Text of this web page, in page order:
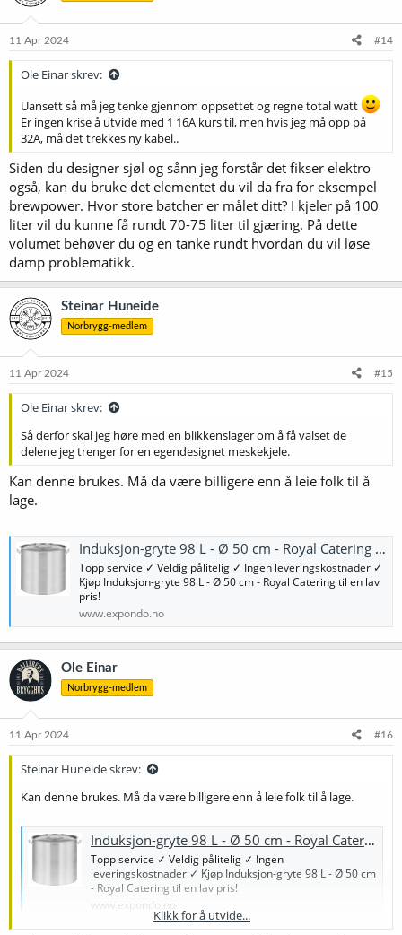
o
e
11 Apr 2024 #14
Ole Einar skrev:
Uansett så må jeg tenke gjennom oppsettet og regne total watt
Er ingen krise å utvide med 1 16A kurs til, men hvis jeg må opp på
32A, må det trekkes ny kabel..
Siden du designer sjøl og sånn jeg forstår det fikser elektro
også, kan du bruke det elementet du vil da fra for eksempel
brewpower. Hvor store batcher er målet ditt? I kjeler på 100
liter vil du kunne få rundt 70-75 liter til gjæring. På dette
volumet behøver du og en tanke rundt hvordan du vil løse
damp problematikk.
Steinar Huneide
Norbrygg-medlem
11 Apr 2024 #15
Ole Einar skrev:
Så derfor skal jeg høre med en blikkenslager om å få valset de
delene jeg trenger for en egendesignet meskekjele.
Kan denne brukes. Må da være billigere enn å leie folk til å
lage.
Induksjon-gryte 98 L - Ø 50 cm - Royal Catering | www.expondo.no
Topp service ✓ Veldig pålitelig ✓ Ingen leveringskostnader ✓
Kjøp Induksjon-gryte 98 L - Ø 50 cm - Royal Catering til en lav
pris!
www.expondo.no
Ole Einar
Norbrygg-medlem
11 Apr 2024 #16
Steinar Huneide skrev:
Kan denne brukes. Må da være billigere enn å leie folk til å lage.
Induksjon-gryte 98 L - Ø 50 cm - Royal Catering | www.expondo.no
Topp service ✓ Veldig pålitelig ✓ Ingen
leveringskostnader ✓ Kjøp Induksjon-gryte 98 L - Ø 50 cm
- Royal Catering til en lav pris!
www.expondo.no
Klikk for å utvide...